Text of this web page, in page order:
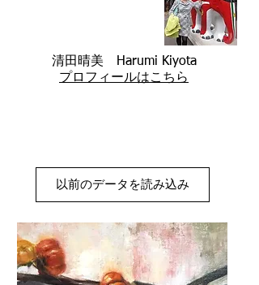
清田晴美
Harumi Kiyota
プロフィールはこちら
以前のデータを読み込み